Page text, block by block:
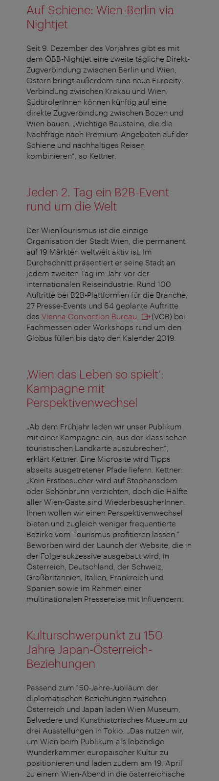
Auf Schiene: Wien-Berlin via
Nightjet
Seit 9. Dezember des Vorjahres gibt es mit
dem ÖBB-Nightjet eine zweite tägliche Direkt-
Zugverbindung zwischen Berlin und Wien,
Ostern bringt außerdem eine neue Eurocity-
Verbindung zwischen Krakau und Wien.
SüdtirolerInnen können künftig auf eine
direkte Zugverbindung zwischen Bozen und
Wien bauen. „Wichtige Bausteine, die die
Nachfrage nach Premium-Angeboten auf der
Schiene und nachhaltiges Reisen
kombinieren“, so Kettner.
Jeden 2. Tag ein B2B-Event
rund um die Welt
Der WienTourismus ist die einzige
Organisation der Stadt Wien, die permanent
auf 19 Märkten weltweit aktiv ist. Im
Durchschnitt präsentiert er seine Stadt an
jedem zweiten Tag im Jahr vor der
internationalen Reiseindustrie: Rund 100
Auftritte bei B2B-Plattformen für die Branche,
27 Presse-Events und 64 geplante Auftritte
des Vienna Convention Bureau
(VCB) bei
Fachmessen oder Workshops rund um den
Globus füllen bis dato den Kalender 2019.
‚Wien das Leben so spielt‘:
Kampagne mit
Perspektivenwechsel
„Ab dem Frühjahr laden wir unser Publikum
mit einer Kampagne ein, aus der klassischen
touristischen Landkarte auszubrechen“,
erklärt Kettner. Eine Microsite wird Tipps
abseits ausgetretener Pfade liefern. Kettner:
„Kein Erstbesucher wird auf Stephansdom
oder Schönbrunn verzichten, doch die Hälfte
aller Wien-Gäste sind WiederbesucherInnen.
Ihnen wollen wir einen Perspektivenwechsel
bieten und zugleich weniger frequentierte
Bezirke vom Tourismus profitieren lassen.“
Beworben wird der Launch der Website, die in
der Folge sukzessive ausgebaut wird, in
Österreich, Deutschland, der Schweiz,
Großbritannien, Italien, Frankreich und
Spanien sowie im Rahmen einer
multinationalen Pressereise mit Influencern.
Kulturschwerpunkt zu 150
Jahre Japan-Österreich-
Beziehungen
Passend zum 150-Jahre-Jubiläum der
diplomatischen Beziehungen zwischen
Österreich und Japan laden Wien Museum,
Belvedere und Kunsthistorisches Museum zu
drei Ausstellungen in Tokio. „Das nutzen wir,
um Wien beim Publikum als lebendige
Wunderkammer europäischer Kultur zu
positionieren und laden zudem am 19. April
zu einem Wien-Abend in die österreichische